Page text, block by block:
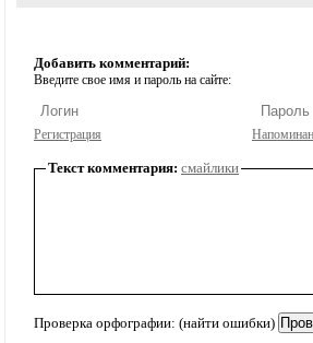
Добавить комментарий:
Введите свое имя и пароль на сайте:
Регистрация
Текст комментария: смайлики
Проверка орфографии: (найти ошибки)